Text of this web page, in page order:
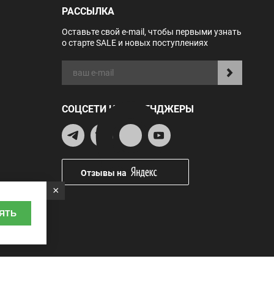
РАССЫЛКА
Оставьте свой e-mail, чтобы первыми узнать
о старте SALE и новых поступлениях
СОЦСЕТИ И МЕССЕНДЖЕРЫ
Отзывы на
×